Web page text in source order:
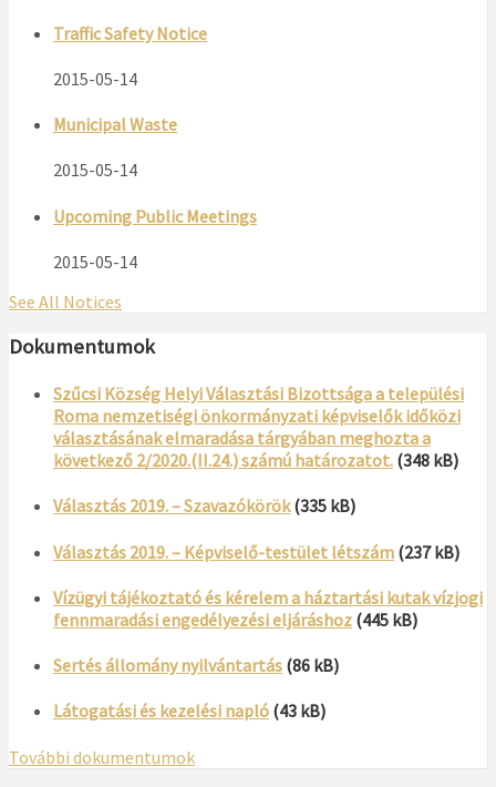
Traffic Safety Notice
2015-05-14
Municipal Waste
2015-05-14
Upcoming Public Meetings
2015-05-14
See All Notices
Dokumentumok
Szűcsi Község Helyi Választási Bizottsága a települési
Roma nemzetiségi önkormányzati képviselők időközi
választásának elmaradása tárgyában meghozta a
következő 2/2020.(II.24.) számú határozatot. (348 kB)
Választás 2019. – Szavazókörök (335 kB)
Választás 2019. – Képviselő-testület létszám (237 kB)
Vízügyi tájékoztató és kérelem a háztartási kutak vízjogi
fennmaradási engedélyezési eljáráshoz (445 kB)
Sertés állomány nyilvántartás (86 kB)
Látogatási és kezelési napló (43 kB)
További dokumentumok